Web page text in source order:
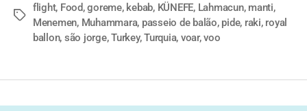
flight, Food,goreme, kebab, KÜNEFE, Lahmacun, manti,
Menemen, Muhammara, passeio de balão, pide, raki, royal
ballon, são jorge,Turkey,Turquia, voar,voo